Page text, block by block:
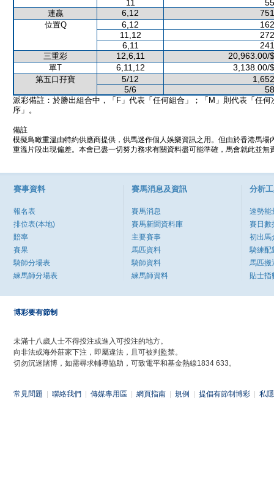
11
連贏 6,12
位置Q 6,12
11,12
6,11
三重彩 12,6,11 20,963.00/
單T 6,11,12 3,138.00/
第五口孖寶 5/12
5/6
派彩備註：於勝出組合中，「F」代表「任何組合」；「M」則代表「任何
序」。
備註
模擬鳥瞰重溫由特約供應商提供，供馬迷作個人娛樂資訊之用。但由於香港馬
重溫片段出現偏差。本會已盡一切努力務求有關資料盡可能準確，馬會就此並
賽事資料
報名表
排位表(本地)
賠率
賽果
騎師分場表
練馬師分場表
賽馬消息及資訊
賽馬消息
賽馬新聞資料庫
主要賽事
馬匹資料
騎師資料
練馬師資料
分析
速勢能
賽日數
初出馬
騎練配
馬匹搬
貼士指
博彩要有節制
未滿十八歲人士不得投注或進入可投注的地方。
向非法或海外莊家下注，即屬違法，且可被判監禁。
切勿沉迷賭博，如需尋求輔導協助，可致電平和基金熱線1834 633。
常見問題 聯絡我們 傳媒專用區 網頁指南 規例 提倡有節制博彩 私